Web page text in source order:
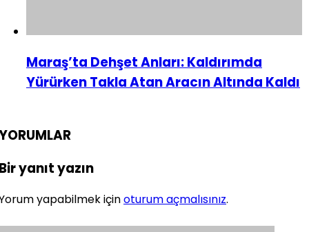
Maraş’ta Dehşet Anları: Kaldırımda
Yürürken Takla Atan Aracın Altında Kaldı
yanıt yazın
yapabilmek içinoturum açmalısınız.